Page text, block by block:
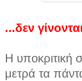
...δεν
Η υποκριτική
μετρά τα